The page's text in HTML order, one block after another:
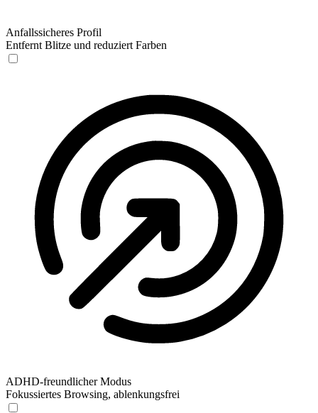
Anfallssicheres Profil
Entfernt Blitze und reduziert Farben
ADHD-freundlicher Modus
Fokussiertes Browsing, ablenkungsfrei